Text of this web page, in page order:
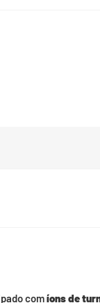
comíons de